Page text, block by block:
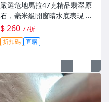
嚴選危地馬拉47克精品翡翠原
石，毫米級開窗晴水底表現 翡
翠原石 危地馬拉 經典切片
$ 260 77折
折扣碼 直購